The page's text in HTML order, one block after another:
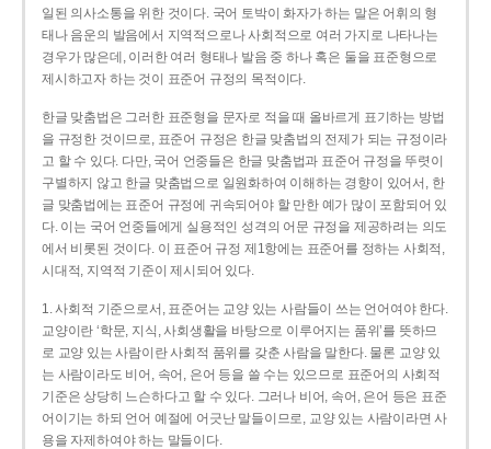
일된 의사소통을 위한 것이다. 국어 토박이 화자가 하는 말은 어휘의 형
태나 음운의 발음에서 지역적으로나 사회적으로 여러 가지로 나타나는
경우가 많은데, 이러한 여러 형태나 발음 중 하나 혹은 둘을 표준형으로
제시하고자 하는 것이 표준어 규정의 목적이다.
한글 맞춤법은 그러한 표준형을 문자로 적을 때 올바르게 표기하는 방법
을 규정한 것이므로, 표준어 규정은 한글 맞춤법의 전제가 되는 규정이라
고 할 수 있다. 다만, 국어 언중들은 한글 맞춤법과 표준어 규정을 뚜렷이
구별하지 않고 한글 맞춤법으로 일원화하여 이해하는 경향이 있어서, 한
글 맞춤법에는 표준어 규정에 귀속되어야 할 만한 예가 많이 포함되어 있
다. 이는 국어 언중들에게 실용적인 성격의 어문 규정을 제공하려는 의도
에서 비롯된 것이다. 이 표준어 규정 제1항에는 표준어를 정하는 사회적,
시대적, 지역적 기준이 제시되어 있다.
1. 사회적 기준으로서, 표준어는 교양 있는 사람들이 쓰는 언어여야 한다.
교양이란 ‘학문, 지식, 사회생활을 바탕으로 이루어지는 품위’를 뜻하므
로 교양 있는 사람이란 사회적 품위를 갖춘 사람을 말한다. 물론 교양 있
는 사람이라도 비어, 속어, 은어 등을 쓸 수는 있으므로 표준어의 사회적
기준은 상당히 느슨하다고 할 수 있다. 그러나 비어, 속어, 은어 등은 표준
어이기는 하되 언어 예절에 어긋난 말들이므로, 교양 있는 사람이라면 사
용을 자제하여야 하는 말들이다.